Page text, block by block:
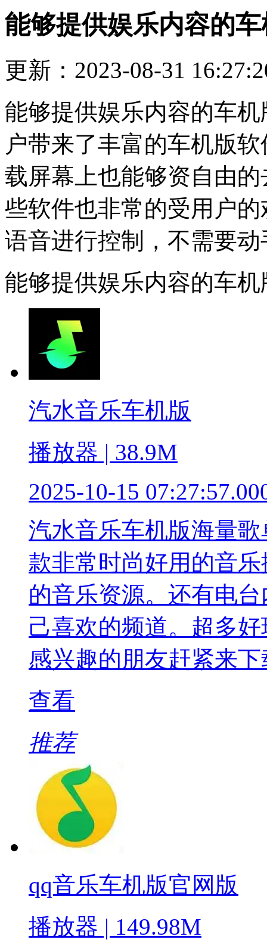
能够提供娱乐内容的
更新：2023-08-31
能够提供娱乐内容的车
户带来了丰富的车机版
载屏幕上也能够资自由
些软件也非常的受用户
语音进行控制，不需要
能够提供娱乐内容的车机
汽水音乐车机版
播放器 | 38.9M
2025-10-15
汽水音乐车机版海量
款非常时尚好用的音
的音乐资源。还有电
己喜欢的频道。超多
感兴趣的朋友赶紧来
查看
推荐
qq音乐车机版官网版
播放器 | 149.98M